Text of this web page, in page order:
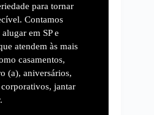
para tornar
Contamos
em SP e
atendem às mais
casamentos,
(a), aniversários,
jantar